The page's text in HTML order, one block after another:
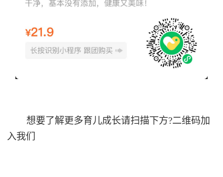
想要了解更多育儿成长请扫描下方?️二维码加
入我们